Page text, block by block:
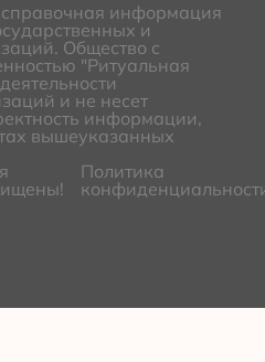
информация
и
Общество с
"Ритуальная
и не несет
информации,
вышеуказанных
Политика